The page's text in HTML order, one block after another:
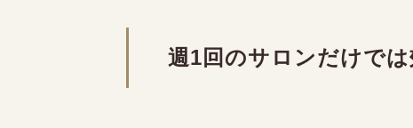
週1回のサロンだけで